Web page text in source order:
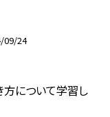
09/24
について学習し